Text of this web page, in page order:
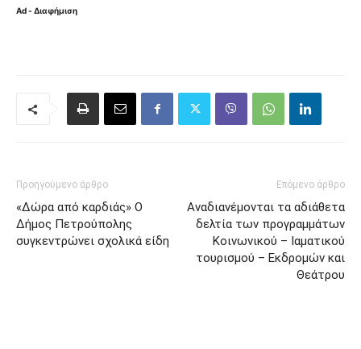
Ad - Διαφήμιση
Προηγούμενο άρθρο
«Δώρα από καρδιάς» Ο
Δήμος Πετρούπολης
συγκεντρώνει σχολικά είδη
Επόμενο άρθρο
Αναδιανέμονται τα αδιάθετα
δελτία των προγραμμάτων
Κοινωνικού – Ιαματικού
τουρισμού – Εκδρομών και
Θεάτρου